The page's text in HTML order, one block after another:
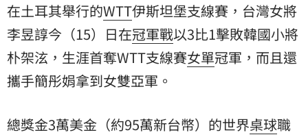
在土耳其舉行的WTT伊斯坦堡支線賽，台灣女將
李昱諄今（15）日在冠軍戰以3比1擊敗韓國小將
朴架泫，生涯首奪WTT支線賽女單冠軍，而且還
攜手簡彤娟拿到女雙亞軍。
總獎金3萬美金（約95萬新台幣）的世界桌球職